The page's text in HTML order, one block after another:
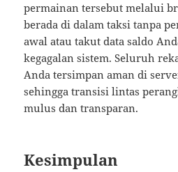
permainan tersebut melalui
berada di dalam taksi tanpa
awal atau takut data saldo
kegagalan sistem. Seluruh
Anda tersimpan aman di
sehingga transisi lintas
mulus dan transparan.
Kesimpulan